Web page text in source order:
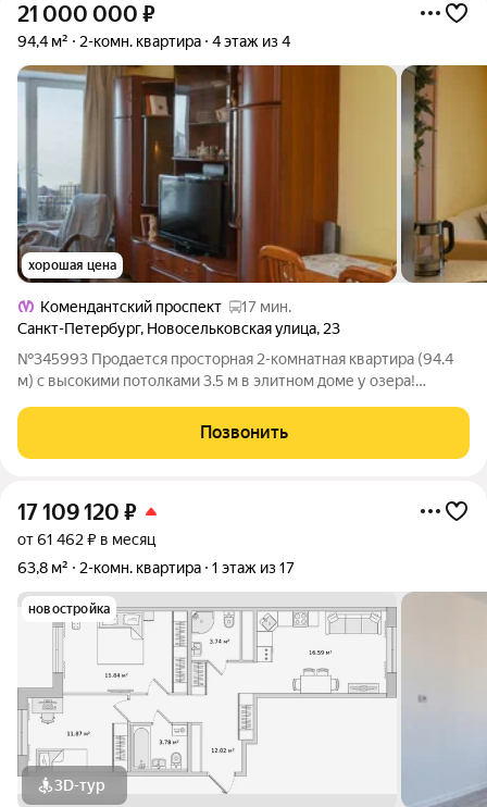
21 000 000 ₽
94,4 м² 2-комн. квартира 4 этаж из 4
хорошая цена
Комендантский проспект
17 мин.
Санкт-Петербург, Новосельковская улица, 23
№345993 Продается просторная 2-комнатная квартира (94.4
м) с высокими потолками 3.5 м в элитном доме у озера!
для семьи в престижном зеленом районе Санкт-Петербурга?
Ваше желание осуществимо!
Позвонить
17 109 120 ₽
от 61 462 ₽ в месяц
63,8 м²
2-комн. квартира 1 этаж из 17
новостройка
3D-тур